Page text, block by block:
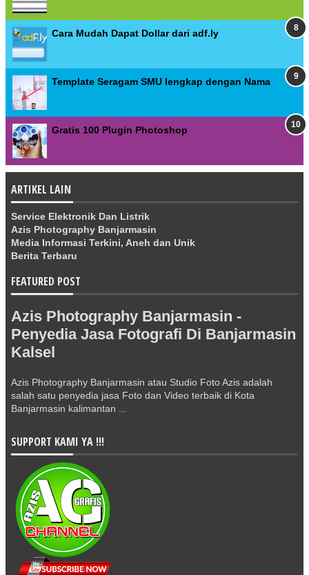
Cara Mudah Dapat Dollar dari adf.ly
Template Seragam SMU lengkap dengan Nama
Gratis 100 Plugin Photoshop
ARTIKEL LAIN
Service Elektronik Dan Listrik
Azis Photography Banjarmasin
Media Informasi Terkini, Aneh dan Unik
Berita Terbaru
FEATURED POST
Azis Photography Banjarmasin -
Penyedia Jasa Fotografi Di Banjarmasin
Kalsel
Azis Photography Banjarmasin atau Studio Foto Azis adalah
salah satu penyedia jasa Foto dan Video terbaik di Kota
Banjarmasin kalimantan ...
SUPPORT KAMI YA !!!